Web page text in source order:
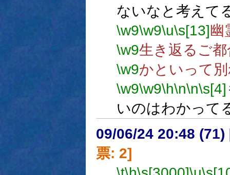
ないなと考えて
\w9\w9\u\s[13]幽
\w9生き返るご
\w9かといって
\w9\w9\h\n\n\s[4]
いのはわかって
09/06/24 20:48 (71)
票: 2]